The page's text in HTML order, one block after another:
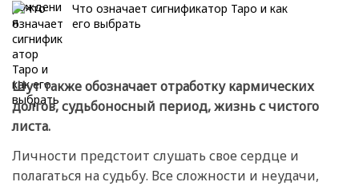
Что означает сигнификатор Таро и как
его выбрать
Шут также обозначает отработку кармических
долгов, судьбоносный период, жизнь с чистого
листа.
Личности предстоит слушать свое сердце и
полагаться на судьбу. Все сложности и неудачи,